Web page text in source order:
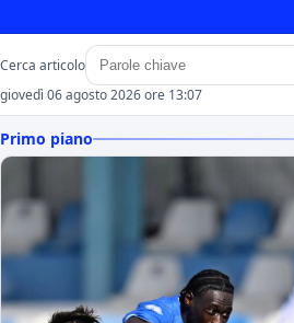
Cerca articolo
giovedì 06 agosto 2026 ore 13:07
Primo piano